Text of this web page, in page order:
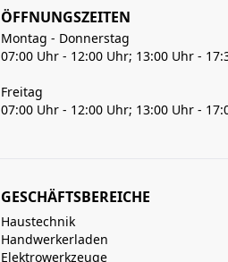
ÖFFNUNGSZEITEN
Montag - Donnerstag
07:00 Uhr - 12:00 Uhr; 13:00 Uhr -
Freitag
07:00 Uhr - 12:00 Uhr; 13:00 Uhr -
GESCHÄFTSBEREICHE
Haustechnik
Handwerkerladen
Elektrowerkzeuge